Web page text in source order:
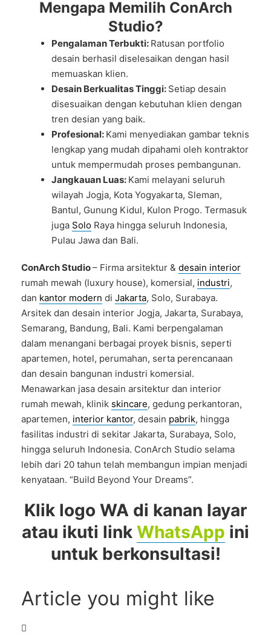
Mengapa Memilih ConArch
Studio?
Pengalaman Terbukti: Ratusan portfolio
desain berhasil diselesaikan dengan hasil
memuaskan klien.
Desain Berkualitas Tinggi: Setiap desain
disesuaikan dengan kebutuhan klien dengan
tren desian yang baik.
Profesional: Kami menyediakan gambar teknis
lengkap yang mudah dipahami oleh kontraktor
untuk mempermudah proses pembangunan.
Jangkauan Luas: Kami melayani seluruh
wilayah Jogja, Kota Yogyakarta, Sleman,
Bantul, Gunung Kidul, Kulon Progo. Termasuk
juga Solo Raya hingga seluruh Indonesia,
Pulau Jawa dan Bali.
ConArch Studio– Firma arsitektur & desain interior
rumah mewah (luxury house), komersial, industri,
dan kantor modern di Jakarta, Solo, Surabaya.
Arsitek dan desain interior Jogja, Jakarta, Surabaya,
Semarang, Bandung, Bali. Kami berpengalaman
dalam menangani berbagai proyek bisnis, seperti
apartemen, hotel, perumahan, serta perencanaan
dan desain bangunan industri komersial.
Menawarkan jasa desain arsitektur dan interior
rumah mewah, klinik skincare, gedung perkantoran,
apartemen, interior kantor, desain pabrik, hingga
fasilitas industri di sekitar Jakarta, Surabaya, Solo,
hingga seluruh Indonesia. ConArch Studio selama
lebih dari 20 tahun telah membangun impian menjadi
kenyataan. “Build Beyond Your Dreams”.
Klik logo WA di kanan layar
atau ikuti link WhatsApp ini
untuk berkonsultasi!
Article you might like